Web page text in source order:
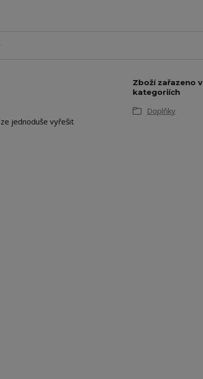
jednoduše vyřešit
Zboží zařazeno v
kategoriích
Doplňky